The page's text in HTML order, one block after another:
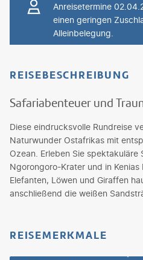
Anreisetermine
einen geringen
Alleinbelegung.
REISEBESCHREIBUNG
Safariabenteuer und
Diese eindrucksvolle Rundreise
Naturwunder Ostafrikas mit
Ozean. Erleben Sie spektakuläre
Ngorongoro-Krater und in
Elefanten, Löwen und Giraffen
anschließend die weißen
REISEMERKMALE